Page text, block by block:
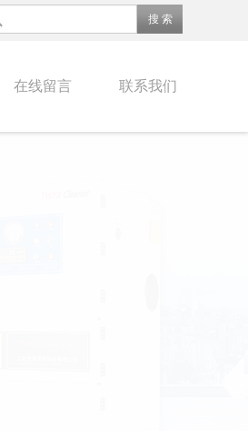
在线留言 联系我们